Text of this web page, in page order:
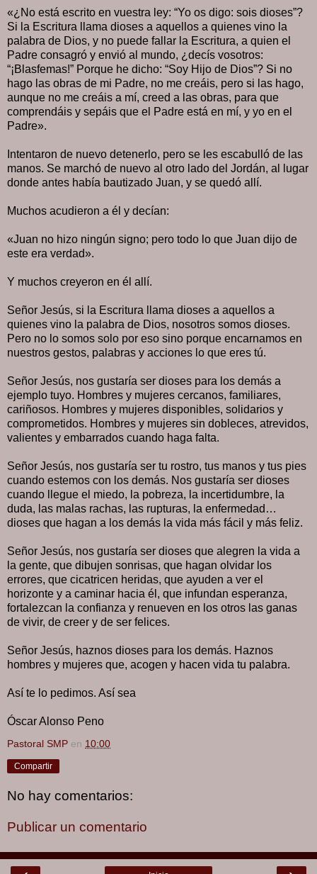
«¿No está escrito en vuestra ley: “Yo os digo: sois dioses”?
Si la Escritura llama dioses a aquellos a quienes vino la
palabra de Dios, y no puede fallar la Escritura, a quien el
Padre consagró y envió al mundo, ¿decís vosotros:
“¡Blasfemas!” Porque he dicho: “Soy Hijo de Dios”? Si no
hago las obras de mi Padre, no me creáis, pero si las hago,
aunque no me creáis a mí, creed a las obras, para que
comprendáis y sepáis que el Padre está en mí, y yo en el
Padre».
Intentaron de nuevo detenerlo, pero se les escabulló de las
manos. Se marchó de nuevo al otro lado del Jordán, al lugar
donde antes había bautizado Juan, y se quedó allí.
Muchos acudieron a él y decían:
«Juan no hizo ningún signo; pero todo lo que Juan dijo de
este era verdad».
Y muchos creyeron en él allí.
Señor Jesús, si la Escritura llama dioses a aquellos a
quienes vino la palabra de Dios, nosotros somos dioses.
Pero no lo somos solo por eso sino porque encarnamos en
nuestros gestos, palabras y acciones lo que eres tú.
Señor Jesús, nos gustaría ser dioses para los demás a
ejemplo tuyo. Hombres y mujeres cercanos, familiares,
cariñosos. Hombres y mujeres disponibles, solidarios y
comprometidos. Hombres y mujeres sin dobleces, atrevidos,
valientes y embarrados cuando haga falta.
Señor Jesús, nos gustaría ser tu rostro, tus manos y tus pies
cuando estemos con los demás. Nos gustaría ser dioses
cuando llegue el miedo, la pobreza, la incertidumbre, la
duda, las malas rachas, las rupturas, la enfermedad…
dioses que hagan a los demás la vida más fácil y más feliz.
Señor Jesús, nos gustaría ser dioses que alegren la vida a
la gente, que dibujen sonrisas, que hagan olvidar los
errores, que cicatricen heridas, que ayuden a ver el
horizonte y a caminar hacia él, que infundan esperanza,
fortalezcan la confianza y renueven en los otros las ganas
de vivir, de creer y de ser felices.
Señor Jesús, haznos dioses para los demás. Haznos
hombres y mujeres que, acogen y hacen vida tu palabra.
Así te lo pedimos. Así sea
Óscar Alonso Peno
Pastoral SMP en 10:00
Compartir
No hay comentarios:
Publicar un comentario